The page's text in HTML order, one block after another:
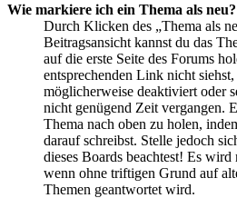
Wie markiere ich ein Thema als neu?
Durch Klicken des „Thema als
Beitragsansicht kannst du das
auf die erste Seite des Forums
entsprechenden Link nicht
möglicherweise deaktiviert oder
nicht genügend Zeit vergangen.
Thema nach oben zu holen,
darauf schreibst. Stelle jedoch
dieses Boards beachtest! Es wird
wenn ohne triftigen Grund auf
Themen geantwortet wird.